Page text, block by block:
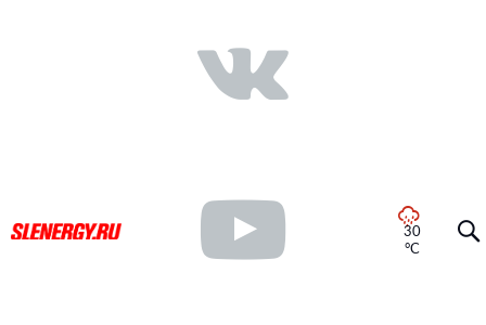
30
°C